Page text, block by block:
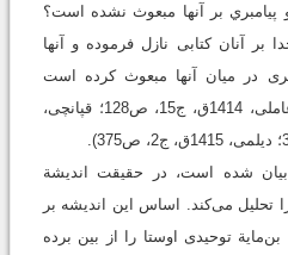
و پيامبري بر آنها مبعوث نشده است؟
آنان کتابی نازل فرموده و آنها
در میان آنها مبعوث کرده است
(صدوق، 1417ق، ص424؛ حرّ عاملی، 1414ق، ج15، ص128؛ قپانچی،
بیان شده است، در حقیقت اندیشة
تحلیل می‌کند. اساس این اندیشه بر
توحیدی اوستا را از بین برده